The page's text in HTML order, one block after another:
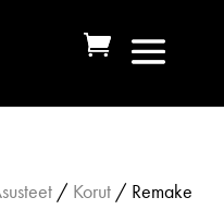
/ Korut/ Remake